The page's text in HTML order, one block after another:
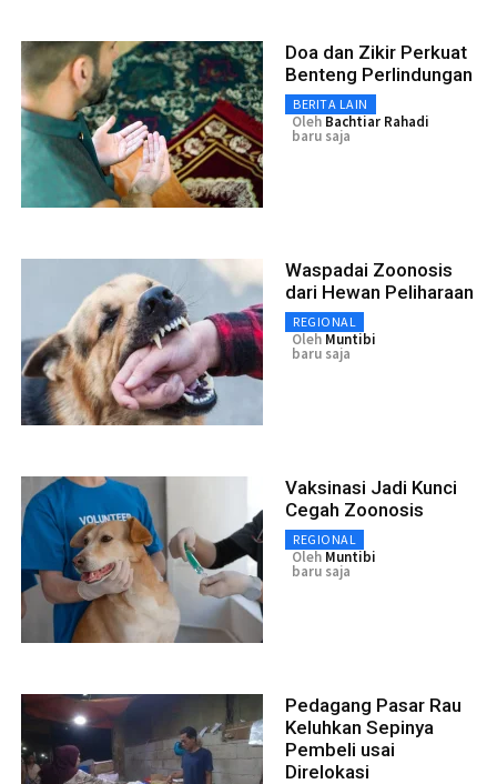
Doa dan Zikir Perkuat
Benteng Perlindungan
BERITA LAIN
Oleh Bachtiar Rahadi
baru saja
Waspadai Zoonosis
dari Hewan Peliharaan
REGIONAL
Oleh Muntibi
baru saja
Vaksinasi Jadi Kunci
Cegah Zoonosis
REGIONAL
Oleh Muntibi
baru saja
Pedagang Pasar Rau
Keluhkan Sepinya
Pembeli usai
Direlokasi